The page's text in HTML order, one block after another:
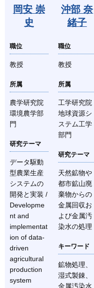
岡安 崇
史
職位
教授
所属
農学研究院
環境農学部
門
研究テーマ
データ駆動
型農業生産
システムの
開発と実装 /
Developme
nt and
implementat
ion of data-
driven
agricultural
production
system
沖部 奈
緒子
職位
教授
所属
工学研究院
地球資源シ
ステム工学
部門
研究テーマ
天然鉱物や
都市鉱山廃
棄物からの
金属回収お
よび金属汚
染水の処理
キーワード
鉱物処理、
湿式製錬、
金属汚染水